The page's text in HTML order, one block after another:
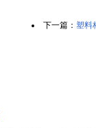
下一篇： 塑料